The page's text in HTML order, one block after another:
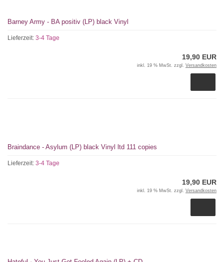
Barney Army - BA positiv (LP) black Vinyl
Lieferzeit: 3-4 Tage
19,90 EUR
inkl. 19 % MwSt. zzgl. Versandkosten
Braindance - Asylum (LP) black Vinyl ltd 111 copies
Lieferzeit: 3-4 Tage
19,90 EUR
inkl. 19 % MwSt. zzgl. Versandkosten